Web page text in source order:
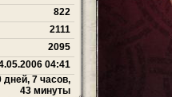
822
2111
2095
04:41
дней, 7 часов,
43 минуты